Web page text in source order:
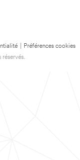
Préférences cookies